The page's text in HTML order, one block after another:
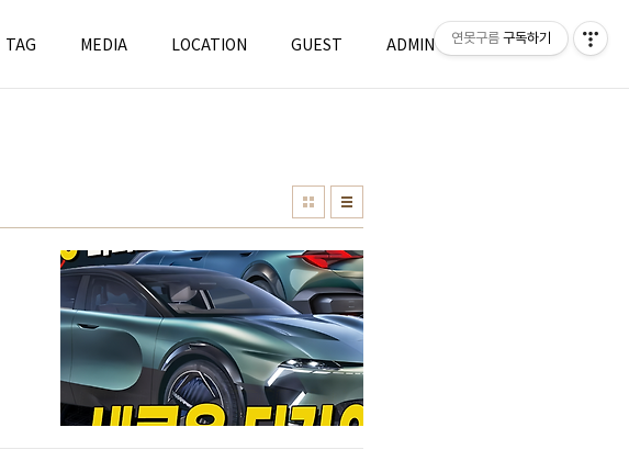
TAG MEDIA LOCATION GUEST ADMIN WRITE
연못구름 구독하기